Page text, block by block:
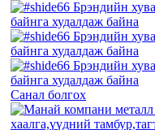
Санал болгох